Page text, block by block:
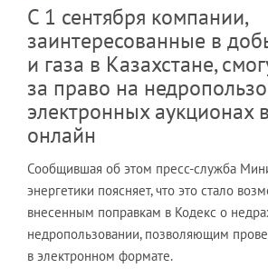
С 1 сентября компании,
заинтересованные в
и газа в Казахстане,
за право на
электронных аукционах
онлайн
Сообщившая об этом пресс-служба
энергетики поясняет, что это стало
внесенным поправкам в Кодекс о
недропользовании, позволяющим
в электронном формате.